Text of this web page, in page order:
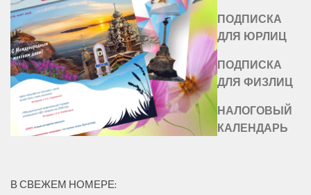
ПОДПИСКА
ДЛЯ ЮРЛИЦ
ПОДПИСКА
ДЛЯ ФИЗЛИЦ
НАЛОГОВЫЙ
КАЛЕНДАРЬ
В СВЕЖЕМ НОМЕРЕ: